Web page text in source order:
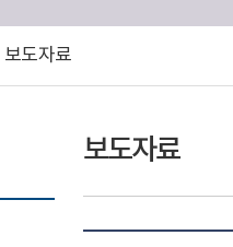
보도자료
보도자료